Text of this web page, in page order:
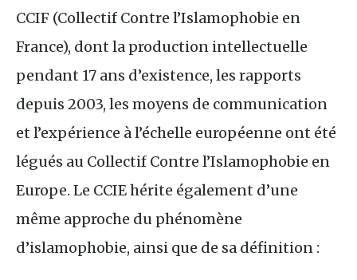
CCIF (Collectif Contre l’Islamophobie en
France), dont la production intellectuelle
pendant 17 ans d’existence, les rapports
depuis 2003, les moyens de communication
et l’expérience à l’échelle européenne ont été
légués au Collectif Contre l’Islamophobie en
Europe. Le CCIE hérite également d’une
même approche du phénomène
d’islamophobie, ainsi que de sa définition :